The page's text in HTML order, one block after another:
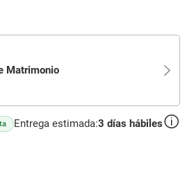
Matrimonio
Entrega estimada:3 días hábiles